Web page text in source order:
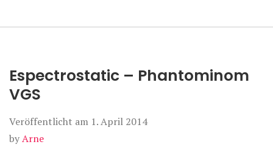
Espectrostatic – Phantominom
VGS
Veröffentlicht am 1. April 2014
byArne